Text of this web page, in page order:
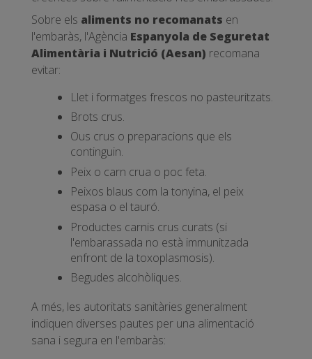
Sobre els aliments no recomanats en
l'embaràs, l'Agència Espanyola de Seguretat
Alimentària i Nutrició (Aesan) recomana
evitar:
Llet i formatges frescos no pasteuritzats.
Brots crus.
Ous crus o preparacions que els
continguin.
Peix o carn crua o poc feta.
Peixos blaus com la tonyina, el peix
espasa o el tauró.
Productes carnis crus curats (si
l'embarassada no està immunitzada
enfront de la toxoplasmosis).
Begudes alcohòliques.
A més, les autoritats sanitàries generalment
indiquen diverses pautes per una alimentació
sana i segura en l'embaràs: